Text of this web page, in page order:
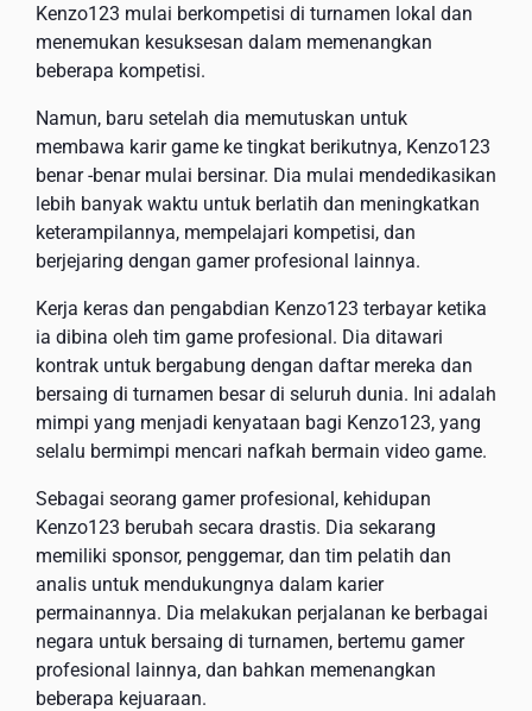
Kenzo123 mulai berkompetisi di turnamen lokal dan
menemukan kesuksesan dalam memenangkan
beberapa kompetisi.
Namun, baru setelah dia memutuskan untuk
membawa karir game ke tingkat berikutnya, Kenzo123
benar -benar mulai bersinar. Dia mulai mendedikasikan
lebih banyak waktu untuk berlatih dan meningkatkan
keterampilannya, mempelajari kompetisi, dan
berjejaring dengan gamer profesional lainnya.
Kerja keras dan pengabdian Kenzo123 terbayar ketika
ia dibina oleh tim game profesional. Dia ditawari
kontrak untuk bergabung dengan daftar mereka dan
bersaing di turnamen besar di seluruh dunia. Ini adalah
mimpi yang menjadi kenyataan bagi Kenzo123, yang
selalu bermimpi mencari nafkah bermain video game.
Sebagai seorang gamer profesional, kehidupan
Kenzo123 berubah secara drastis. Dia sekarang
memiliki sponsor, penggemar, dan tim pelatih dan
analis untuk mendukungnya dalam karier
permainannya. Dia melakukan perjalanan ke berbagai
negara untuk bersaing di turnamen, bertemu gamer
profesional lainnya, dan bahkan memenangkan
beberapa kejuaraan.